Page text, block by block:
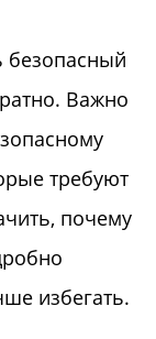
Важно
требуют
почему
избегать.